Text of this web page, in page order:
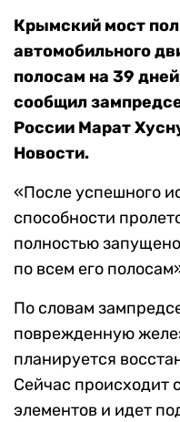
Крымский мост
автомобильного
полосам на 39
сообщил
России Марат
Новости.
«После успешного
способности
полностью
по всем его
По словам
поврежденную
планируется
Сейчас происходит
элементов и идет